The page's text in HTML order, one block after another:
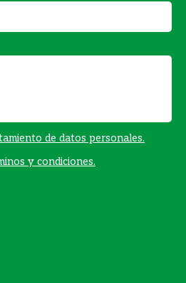
de datos personales.
y condiciones.